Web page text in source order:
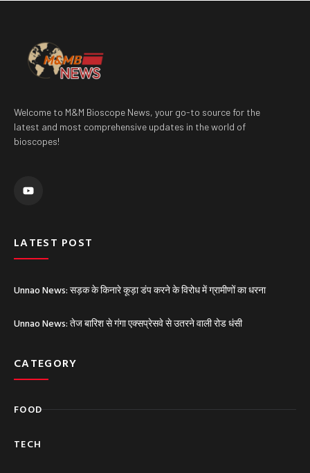
Welcome to M&M Bioscope News, your go-to source for the
latest and most comprehensive updates in the world of
bioscopes!
u
LATEST POST
Unnao News: सड़क के किनारे कूड़ा डंप करने के विरोध में ग्रामीणों का धरना
Unnao News: तेज बारिश से गंगा एक्सप्रेसवे से उतरने वाली रोड धंसी
CATEGORY
FOOD
TECH